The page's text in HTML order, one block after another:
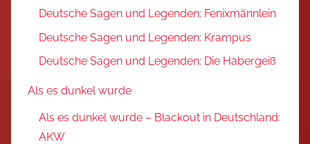
Deutsche Sagen und Legenden: Fenixmännlein
Deutsche Sagen und Legenden: Krampus
Deutsche Sagen und Legenden: Die Habergeiß
Als es dunkel wurde
Als es dunkel wurde – Blackout in Deutschland:
AKW